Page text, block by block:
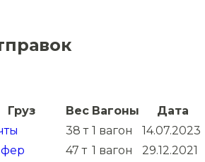
Груз Вес Вагоны
Дата
38 т 1 вагон
14.07.2023
47 т 1 вагон
29.12.2021